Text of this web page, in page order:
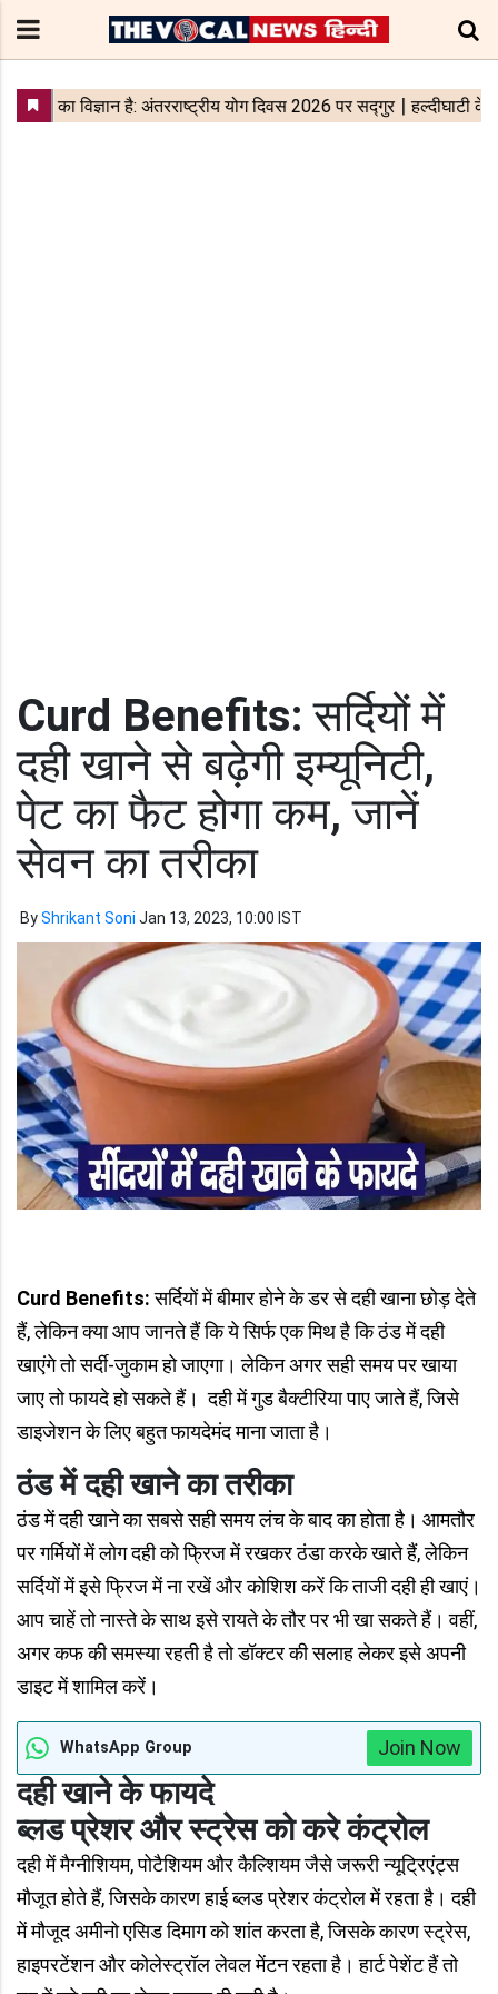
Curd Benefits: सर्दियों में
दही खाने से बढ़ेगी इम्यूनिटी,
पेट का फैट होगा कम, जानें
सेवन का तरीका
ByShrikant Soni Jan 13, 2023, 10:00 IST
Curd Benefits:सर्दियों में बीमार होने के डर से दही खाना छोड़ देते
हैं, लेकिन क्या आप जानते हैं कि ये सिर्फ एक मिथ है कि ठंड में दही
खाएंगे तो सर्दी-जुकाम हो जाएगा। लेकिन अगर सही समय पर खाया
जाए तो फायदे हो सकते हैं। दही में गुड बैक्टीरिया पाए जाते हैं, जिसे
डाइजेशन के लिए बहुत फायदेमंद माना जाता है।
ठंड में दही खाने का तरीका
ठंड में दही खाने का सबसे सही समय लंच के बाद का होता है। आमतौर
पर गर्मियों में लोग दही को फ्रिज में रखकर ठंडा करके खाते हैं, लेकिन
सर्दियों में इसे फ्रिज में ना रखें और कोशिश करें कि ताजी दही ही खाएं।
आप चाहें तो नास्ते के साथ इसे रायते के तौर पर भी खा सकते हैं। वहीं,
अगर कफ की समस्या रहती है तो डॉक्टर की सलाह लेकर इसे अपनी
डाइट में शामिल करें।
WhatsApp Group Join Now
दही खाने के फायदे
ब्लड प्रेशर और स्ट्रेस को करे कंट्रोल
दही में मैग्नीशियम, पोटैशियम और कैल्शियम जैसे जरूरी न्यूट्रिएंट्स
मौजूत होते हैं, जिसके कारण हाई ब्लड प्रेशर कंट्रोल में रहता है। दही
में मौजूद अमीनो एसिड दिमाग को शांत करता है, जिसके कारण स्ट्रेस,
हाइपरटेंशन और कोलेस्ट्रॉल लेवल मेंटन रहता है। हार्ट पेशेंट हैं तो